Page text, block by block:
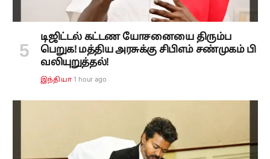
டிஜிட்டல் கட்டண யோசனையை திரும்ப
பெறுக! மத்திய அரசுக்கு சிபிஎம் சண்முகம் பி
வலியுறுத்தல்!
இந்தியா 1 hour ago